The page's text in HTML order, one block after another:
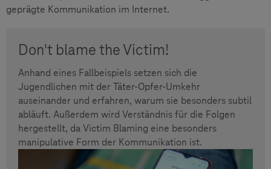
geprägte Kommunikation im Internet.
Don't blame the Victim!
Anhand eines Fallbeispiels setzen sich die
Jugendlichen mit der Täter-Opfer-Umkehr
auseinander und erfahren, warum sie besonders subtil
abläuft. Außerdem wird Verständnis für die Folgen
hergestellt, da Victim Blaming eine besonders
manipulative Form der Kommunikation ist.